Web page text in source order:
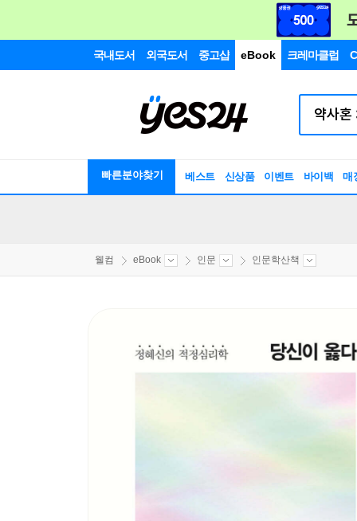
국내도서 외국도서 중고샵 eBook 크레마클럽
빠른분야찾기 베스트 신상품 이벤트 바이백 매
웰컴 eBook 인문 인문학산책